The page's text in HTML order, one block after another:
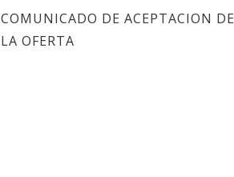
COMUNICADO DE ACEPTACION DE
LA OFERTA